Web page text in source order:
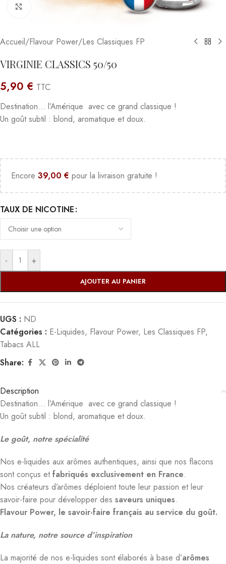
Click to enlarge
Accueil/Flavour Power/Les Classiques FP
VIRGINIE CLASSICS 50/50
5,90 € TTC
Destination… l’Amérique avec ce grand classique !
Un goût subtil : blond, aromatique et doux.
Encore 39,00 € pour la livraison gratuite !
TAUX DE NICOTINE
- +
AJOUTER AU PANIER
UGS : ND
Catégories : E-Liquides, Flavour Power, Les Classiques FP,
Tabacs ALL
Share:
Description
Destination… l’Amérique avec ce grand classique !
Un goût subtil : blond, aromatique et doux.
Le goût, notre spécialité
Nos e-liquides aux arômes authentiques, ainsi que nos flacons
sont conçus etfabriqués exclusivement en France.
Nos créateurs d’arômes déploient toute leur passion et leur
savoir-faire pour développer des saveurs uniques.
Flavour Power, le savoir-faire français au service du goût.
La nature, notre source d’inspiration
La majorité de nos e-liquides sont élaborés à base d’arômes